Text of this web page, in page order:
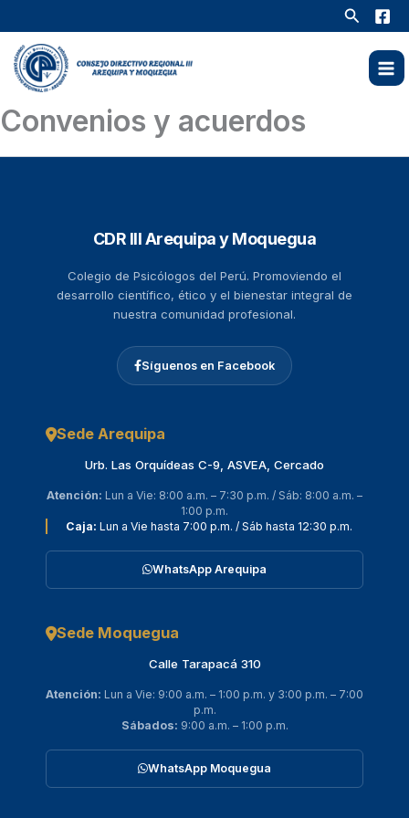
contenido
Buscar
Convenios y acuerdos
CDR III Arequipa y Moquegua
Colegio de Psicólogos del Perú. Promoviendo el
desarrollo científico, ético y el bienestar integral de
nuestra comunidad profesional.
Síguenos en Facebook
Sede Arequipa
Urb. Las Orquídeas C-9, ASVEA, Cercado
Atención: Lun a Vie: 8:00 a.m. – 7:30 p.m. / Sáb: 8:00 a.m. –
1:00 p.m.
Caja: Lun a Vie hasta 7:00 p.m. / Sáb hasta 12:30 p.m.
WhatsApp Arequipa
Sede Moquegua
Calle Tarapacá 310
Atención: Lun a Vie: 9:00 a.m. – 1:00 p.m. y 3:00 p.m. – 7:00
p.m.
Sábados: 9:00 a.m. – 1:00 p.m.
WhatsApp Moquegua